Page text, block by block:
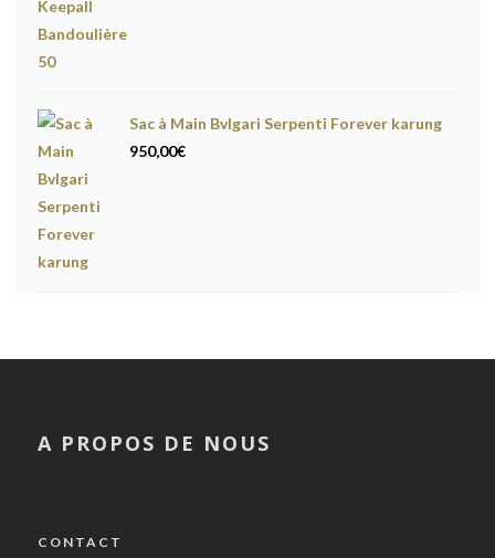
Sac à Main Bvlgari Serpenti Forever karung
950,00€
A PROPOS DE NOUS
CONTACT